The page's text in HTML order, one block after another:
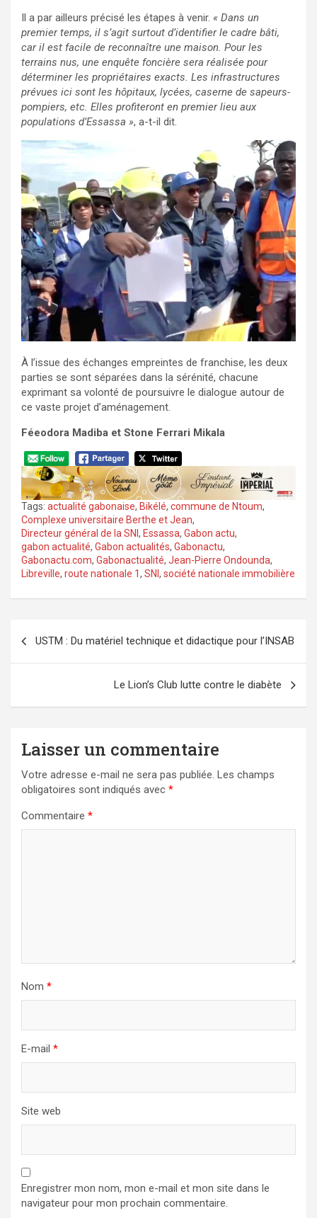
Il a par ailleurs précisé les étapes à venir. « Dans un
premier temps, il s’agit surtout d’identifier le cadre bâti,
car il est facile de reconnaître une maison. Pour les
terrains nus, une enquête foncière sera réalisée pour
déterminer les propriétaires exacts. Les infrastructures
prévues ici sont les hôpitaux, lycées, caserne de sapeurs-
pompiers, etc. Elles profiteront en premier lieu aux
populations d’Essassa », a-t-il dit.
À l’issue des échanges empreintes de franchise, les deux
parties se sont séparées dans la sérénité, chacune
exprimant sa volonté de poursuivre le dialogue autour de
ce vaste projet d’aménagement.
Féeodora Madiba et Stone Ferrari Mikala
Tags: actualité gabonaise, Bikélé, commune de Ntoum,
Complexe universitaire Berthe et Jean,
Directeur général de la SNI , Essassa, Gabon actu,
gabon actualité, Gabon actualités, Gabonactu,
Gabonactu.com, Gabonactualité, Jean-Pierre Ondounda,
Libreville, route nationale 1, SNI , société nationale immobilière
de
USTM : Du matériel technique et didactique pour l’INSAB
Le Lion’s Club lutte contre le diabète
Laisser un commentaire
Votre adresse e-mail ne sera pas publiée. Les champs
obligatoires sont indiqués avec *
Commentaire *
Nom *
E-mail *
Site web
Enregistrer mon nom, mon e-mail et mon site dans le
navigateur pour mon prochain commentaire.